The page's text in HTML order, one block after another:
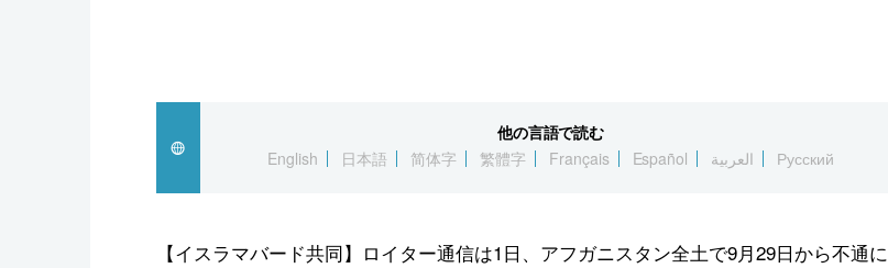
スポーツ・東京2020
他の言語で読む
English
日本語 简体字 繁體字 Français Español العربية Русский
【イスラマバード共同】ロイター通信は1日、アフガニスタン全土で9月29日から不通に